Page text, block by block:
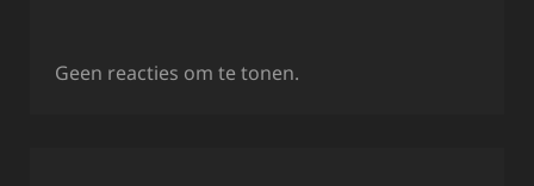
Geen reacties om te tonen.